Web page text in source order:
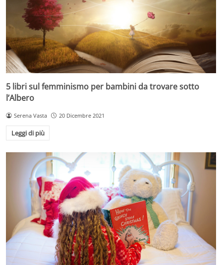
5 libri sul femminismo per bambini da trovare sotto
l’Albero
Serena Vasta 20 Dicembre 2021
Leggi di più